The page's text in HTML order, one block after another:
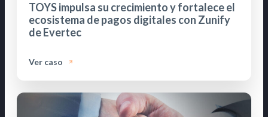
TOYS impulsa su crecimiento y fortalece el
ecosistema de pagos digitales con Zunify
de Evertec
Ver caso